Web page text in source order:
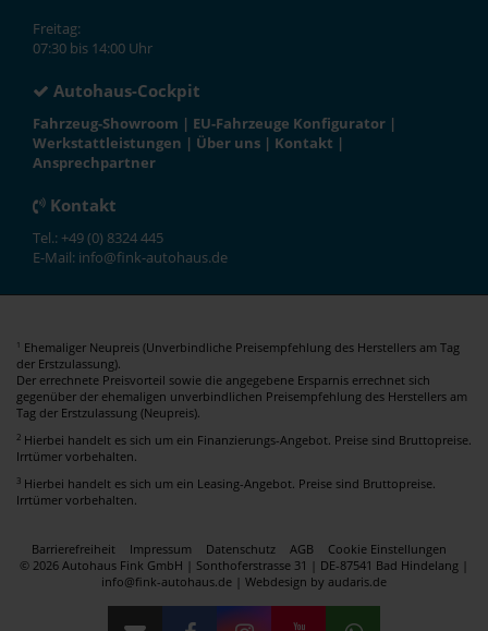
Freitag:
07:30 bis 14:00 Uhr
Autohaus-Cockpit
Fahrzeug-Showroom | EU-Fahrzeuge Konfigurator |
Werkstattleistungen | Über uns | Kontakt |
Ansprechpartner
Kontakt
Tel.: +49 (0) 8324 445
E-Mail: info@fink-autohaus.de
1 Ehemaliger Neupreis (Unverbindliche Preisempfehlung des Herstellers am Tag
der Erstzulassung).
Der errechnete Preisvorteil sowie die angegebene Ersparnis errechnet sich
gegenüber der ehemaligen unverbindlichen Preisempfehlung des Herstellers am
Tag der Erstzulassung (Neupreis).
2 Hierbei handelt es sich um ein Finanzierungs-Angebot. Preise sind Bruttopreise.
Irrtümer vorbehalten.
3 Hierbei handelt es sich um ein Leasing-Angebot. Preise sind Bruttopreise.
Irrtümer vorbehalten.
Barrierefreiheit Impressum Datenschutz AGB
Cookie Einstellungen
© 2026 Autohaus Fink GmbH | Sonthoferstrasse 31 | DE-87541 Bad Hindelang |
info@fink-autohaus.de | Webdesign by audaris.de